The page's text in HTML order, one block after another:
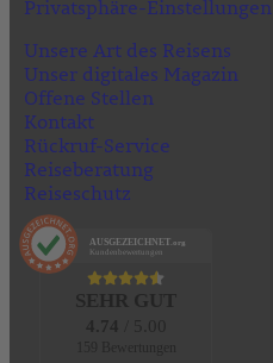
Privatsphäre-Einstellungen
Unsere Art des Reisens
Unser digitales Magazin
Offene Stellen
Kontakt
Rückruf-Service
Reiseberatung
Reiseschutz
AUSGEZEICHNET .org
Kundenbewertungen